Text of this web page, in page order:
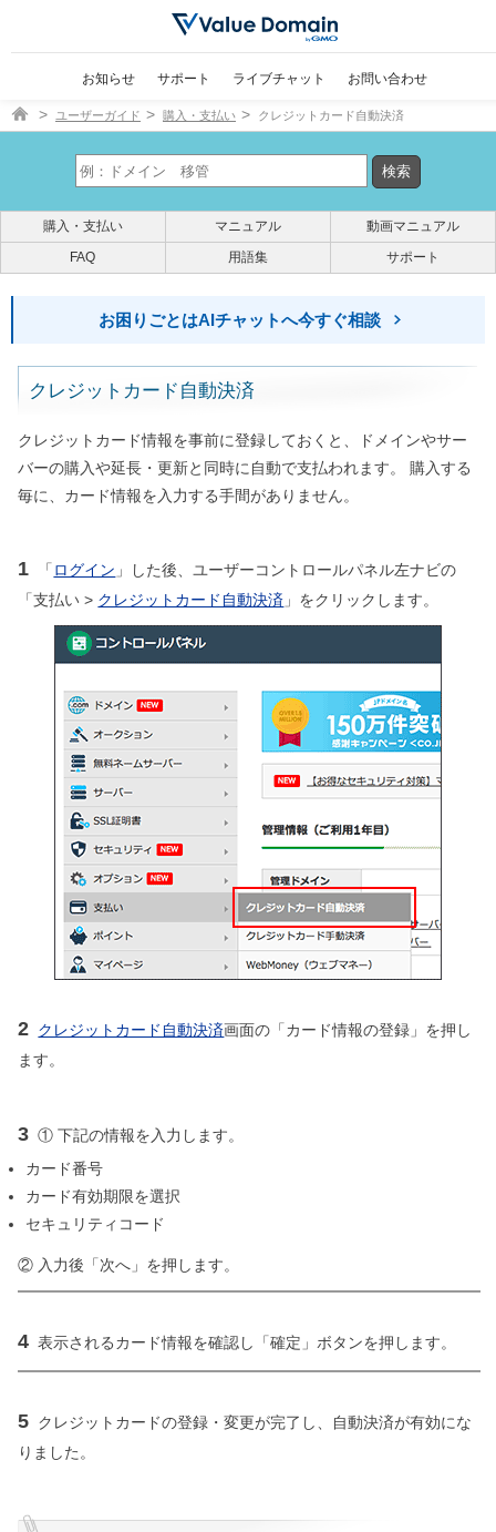
お知らせ サポート ライブチャット お問い合わせ
ドメイン取得ならバリュードメイン
ユーザーガイド 購入・支払い クレジットカード自動決済
購入・支払い マニュアル
動画マニュアル
FAQ
用語集 サポート
お困りごとはAIチャットへ今すぐ相談
クレジットカード自動決済
クレジットカード情報を事前に登録しておくと、ドメインやサー
バーの購入や延長・更新と同時に自動で支払われます。 購入する
毎に、カード情報を入力する手間がありません。
1 「ログイン 」した後、ユーザーコントロールパネル左ナビの
「支払い > クレジットカード自動決済 」をクリックします。
2 クレジットカード自動決済画面の「カード情報の登録」を押し
ます。
3 ① 下記の情報を入力します。
カード番号
カード有効期限を選択
セキュリティコード
② 入力後「次へ」を押します。
4 表示されるカード情報を確認し「確定」ボタンを押します。
5 クレジットカードの登録・変更が完了し、自動決済が有効にな
りました。